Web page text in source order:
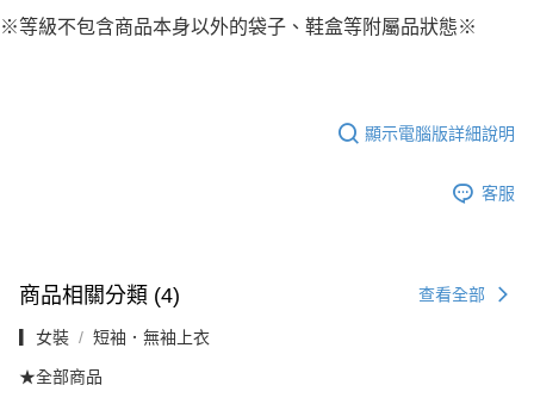
※等級不包含商品本身以外的袋子、鞋盒等附屬品狀態※
顯示電腦版詳細說明
客服
商品相關分類 (4) 查看全部
▎女裝 短袖．無袖上衣
★全部商品